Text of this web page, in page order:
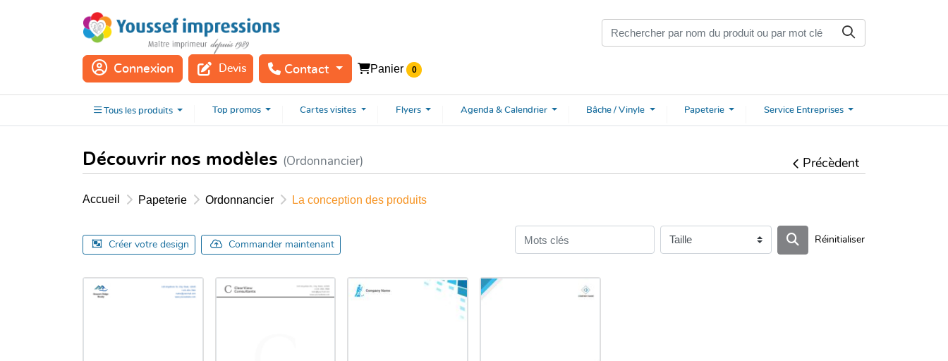
Connexion Devis Contact Panier 0
Tous lesproduits
Tous les produits Top promos Cartesvisites Flyers Agenda & Calendrier Bâche / Vinyle Papeterie Service Entreprises
Découvrir nos modèles (Ordonnancier) Précèdent
Accueil Papeterie Ordonnancier La conception des produits
Créer votre design Commander maintenant Réinitialiser